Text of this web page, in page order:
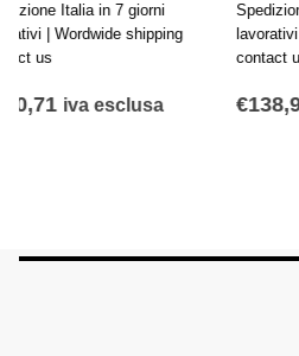
Spedizione Italia in 7 giorni
lavorativi | Wordwide shipping
contact us
€138,90 iva esclusa €